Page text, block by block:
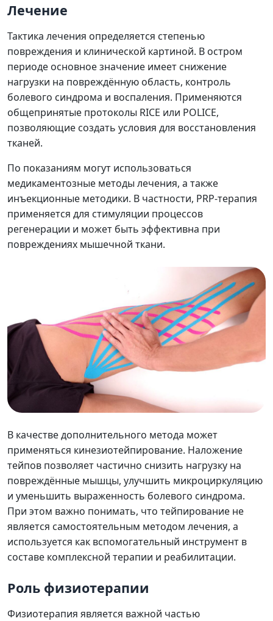
Лечение
Тактика лечения определяется степенью
повреждения и клинической картиной. В остром
периоде основное значение имеет снижение
нагрузки на повреждённую область, контроль
болевого синдрома и воспаления. Применяются
общепринятые протоколы RICE или POLICE,
позволяющие создать условия для восстановления
тканей.
По показаниям могут использоваться
медикаментозные методы лечения, а также
инъекционные методики. В частности, PRP-терапия
применяется для стимуляции процессов
регенерации и может быть эффективна при
повреждениях мышечной ткани.
В качестве дополнительного метода может
применяться кинезиотейпирование. Наложение
тейпов позволяет частично снизить нагрузку на
повреждённые мышцы, улучшить микроциркуляцию
и уменьшить выраженность болевого синдрома.
При этом важно понимать, что тейпирование не
является самостоятельным методом лечения, а
используется как вспомогательный инструмент в
составе комплексной терапии и реабилитации.
Роль физиотерапии
Физиотерапия является важной частью